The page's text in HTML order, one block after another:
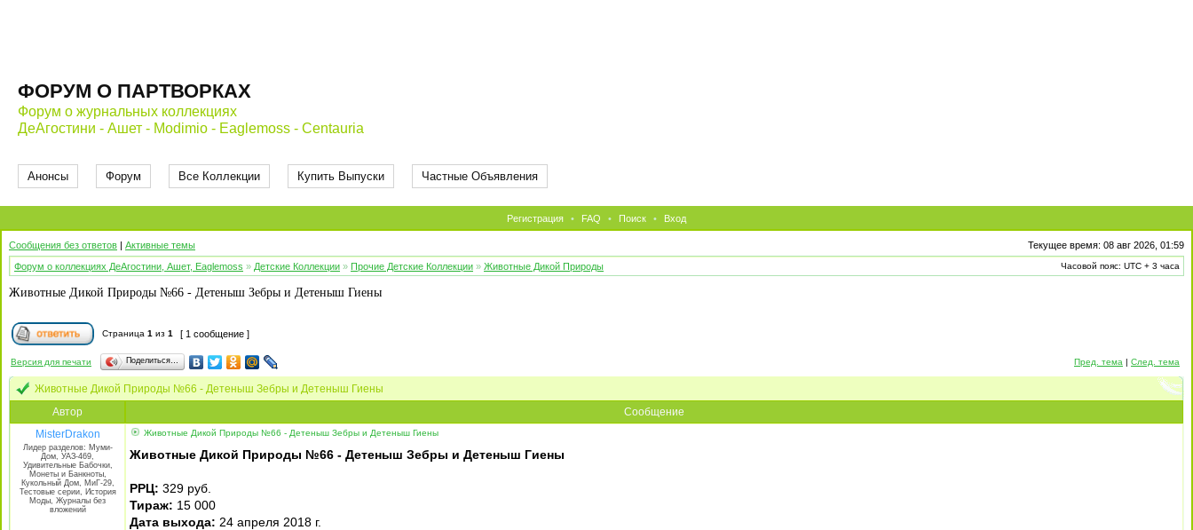
ФОРУМ О ПАРТВОРКАХ
Форум о журнальных коллекциях
ДеАгостини - Ашет - Modimio - Eaglemoss - Centauria
Анонсы Форум Все Коллекции Купить Выпуски Частные Объявления
Регистрация • FAQ • Поиск • Вход
Сообщения без ответов | Активные темы
Текущее время: 08 авг 2026, 01:59
Форум о коллекциях ДеАгостини, Ашет, Eaglemoss » Детские Коллекции » Прочие Детские Коллекции » Животные Дикой Природы Часовой пояс: UTC + 3 часа
Животные Дикой Природы №66 - Детеныш Зебры и Детеныш Гиены
Страница 1 из 1 [ 1 сообщение ]
Версия для печати Поделиться… Пред. тема | След. тема
Животные Дикой Природы №66 - Детеныш Зебры и Детеныш Гиены
Автор
Сообщение
MisterDrakon
Лидер разделов: Муми-
Дом, УАЗ-469,
Удивительные Бабочки,
Монеты и Банкноты,
Кукольный Дом, МиГ-29,
Тестовые серии, История
Моды, Журналы без
вложений
Животные Дикой Природы №66 - Детеныш Зебры и Детеныш Гиены
Животные Дикой Природы №66 - Детеныш Зебры и Детеныш Гиены
РРЦ: 329 руб.
Тираж: 15 000
Дата выхода: 24 апреля 2018 г.